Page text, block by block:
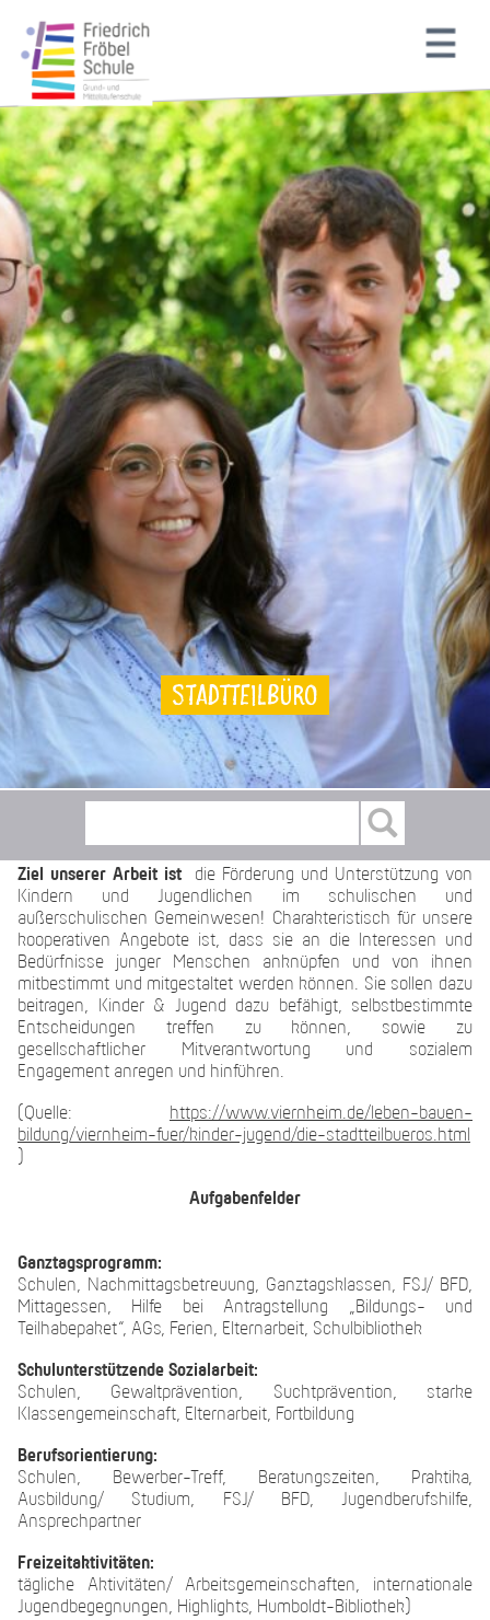
Stadtteilbüro
Ziel unserer Arbeit ist
die Förderung und Unterstützung von
Kindern und Jugendlichen im schulischen und
außerschulischen Gemeinwesen! Charakteristisch für unsere
kooperativen Angebote ist, dass sie an die Interessen und
Bedürfnisse junger Menschen anknüpfen und von ihnen
mitbestimmt und mitgestaltet werden können. Sie sollen dazu
beitragen, Kinder & Jugend dazu befähigt, selbstbestimmte
Entscheidungen treffen zu können, sowie zu
gesellschaftlicher Mitverantwortung und sozialem
Engagement anregen und hinführen.
(Quelle: https://www.viernheim.de/leben-bauen-
bildung/viernheim-fuer/kinder-jugend/die-stadtteilbueros.html
)
Aufgabenfelder
Ganztagsprogramm:
Schulen, Nachmittagsbetreuung, Ganztagsklassen, FSJ/ BFD,
Mittagessen, Hilfe bei Antragstellung „Bildungs- und
Teilhabepaket“, AGs, Ferien, Elternarbeit, Schulbibliothek
Schulunterstützende Sozialarbeit:
Schulen, Gewaltprävention, Suchtprävention, starke
Klassengemeinschaft, Elternarbeit, Fortbildung
Berufsorientierung:
Schulen, Bewerber-Treff, Beratungszeiten, Praktika,
Ausbildung/ Studium, FSJ/ BFD, Jugendberufshilfe,
Ansprechpartner
Freizeitaktivitäten:
tägliche Aktivitäten/ Arbeitsgemeinschaften, internationale
Jugendbegegnungen, Highlights, Humboldt-Bibliothek)